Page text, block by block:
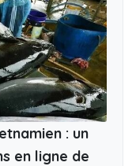
: un
en ligne de